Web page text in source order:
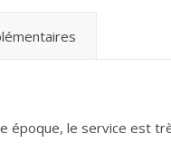
époque, le service est